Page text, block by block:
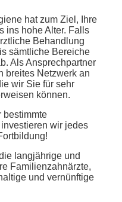
hat zum Ziel, Ihre
ins hohe Alter. Falls
Behandlung
sämtliche Bereiche
Als Ansprechpartner
breites Netzwerk an
wir Sie für sehr
können.
bestimmte
wir jedes
langjährige und
Familienzahnärzte,
und vernünftige